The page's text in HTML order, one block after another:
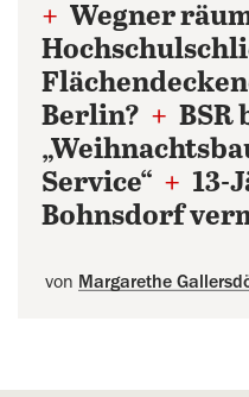
+ Wegner
Berlin? + BSR
Service“ + 13-
Bohnsdorf
von Margarethe